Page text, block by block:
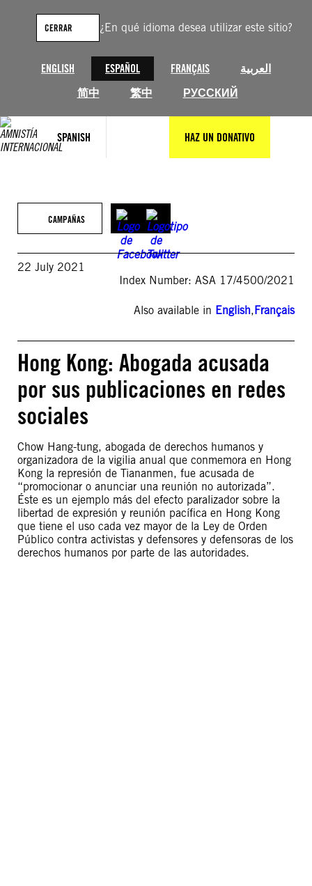
¿En qué idioma desea utilizar este sitio?
ENGLISH ESPAÑOL FRANÇAIS
العربية
简中
繁中 РУССКИЙ
CERRAR
SPANISH HAZ UN DONATIVO
contenido
CAMPAÑAS
22 July 2021
Index Number: ASA 17/4500/2021
Also available in English,Français
Hong Kong: Abogada acusada
por sus publicaciones en redes
sociales
Chow Hang-tung, abogada de derechos humanos y
organizadora de la vigilia anual que conmemora en Hong
Kong la represión de Tiananmen, fue acusada de
“promocionar o anunciar una reunión no autorizada”.
Éste es un ejemplo más del efecto paralizador sobre la
libertad de expresión y reunión pacífica en Hong Kong
que tiene el uso cada vez mayor de la Ley de Orden
Público contra activistas y defensores y defensoras de los
derechos humanos por parte de las autoridades.